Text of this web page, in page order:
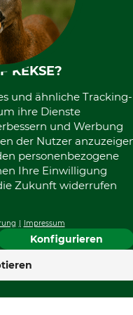
Kostenloser Rückversand
Nachhaltigkeit
Entsorgung und Umwelt
Datenschutz Print
Motorgeräteshop
Über uns
Community
International
Alle Preise in Euro
KEKSE?
und ähnliche Tracking-
ihre Dienste
und Werbung
der Nutzer
personenbezogene
Ihre Einwilligung
Zukunft widerrufen
Impressum
Konfigurieren